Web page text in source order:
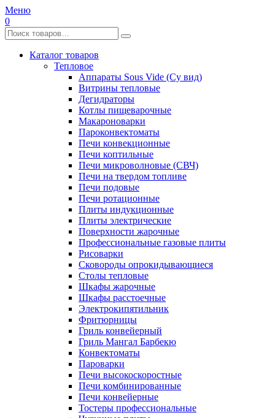
Меню
0
Каталог товаров
Тепловое
Аппараты Sous Vide (Су вид)
Витрины тепловые
Дегидраторы
Котлы пищеварочные
Макароноварки
Пароконвектоматы
Печи конвекционные
Печи коптильные
Печи микроволновые (СВЧ)
Печи на твердом топливе
Печи подовые
Печи ротационные
Плиты индукционные
Плиты электрические
Поверхности жарочные
Профессиональные газовые плиты
Рисоварки
Сковороды опрокидывающиеся
Столы тепловые
Шкафы жарочные
Шкафы расстоечные
Электрокипятильник
Фритюрницы
Гриль конвейерный
Гриль Мангал Барбекю
Конвектоматы
Пароварки
Печи высокоскоростные
Печи комбинированные
Печи конвейерные
Тостеры профессиональные